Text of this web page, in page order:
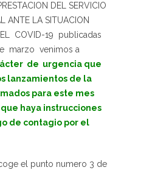
DEL SERVICIO
ANTE LA SITUACION
EL COVID-19 publicadas
marzo venimos a
de urgencia que
lanzamientos de la
para este mes
haya instrucciones
de contagio por el
el punto numero 3 de